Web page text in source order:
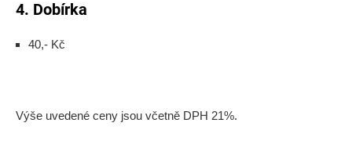
4. Dobírka
40,- Kč
Výše uvedené ceny jsou včetně DPH 21%.